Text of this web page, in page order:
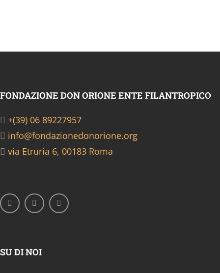
FONDAZIONE DON ORIONE ENTE FILANTROPICO
+(39) 06 89227957
info@fondazionedonorione.org
via Etruria 6, 00183 Roma
SU DI NOI